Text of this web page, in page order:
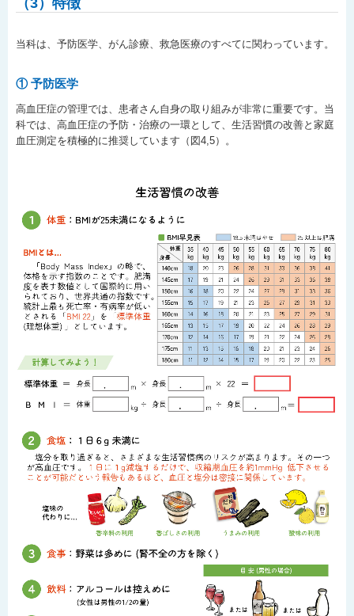
当科は、予防医学、がん診療、救急医療のすべてに関わっています。
① 予防医学
高血圧症の管理では、患者さん自身の取り組みが非常に重要です。当
科では、高血圧症の予防・治療の一環として、生活習慣の改善と家庭
血圧測定を積極的に推奨しています（図4,5）。